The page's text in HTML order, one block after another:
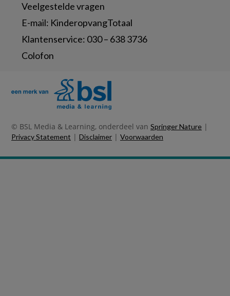
Veelgestelde vragen
E-mail: KinderopvangTotaal
Klantenservice: 030 – 638 3736
Colofon
© BSL Media & Learning, onderdeel van Springer Nature |
Privacy Statement | Disclaimer | Voorwaarden